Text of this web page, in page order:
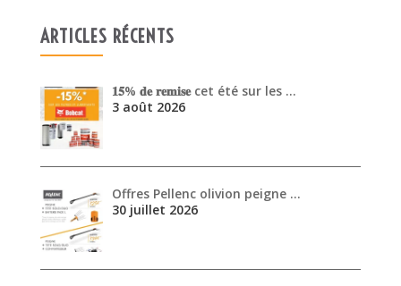
ARTICLES RÉCENTS
𝟏𝟓% 𝐝𝐞 𝐫𝐞𝐦𝐢𝐬𝐞 cet été sur les …
3 août 2026
Offres Pellenc olivion peigne …
30 juillet 2026